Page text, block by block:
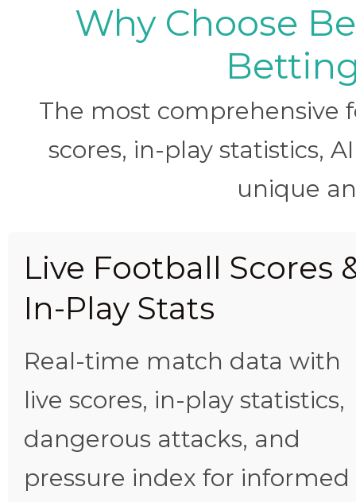
Why Choose
The most
scores, in-play statistics,
unique
Live Football Scores
In-Play Stats
Real-time match data with
live scores, in-play statistics,
dangerous attacks, and
pressure index for informed